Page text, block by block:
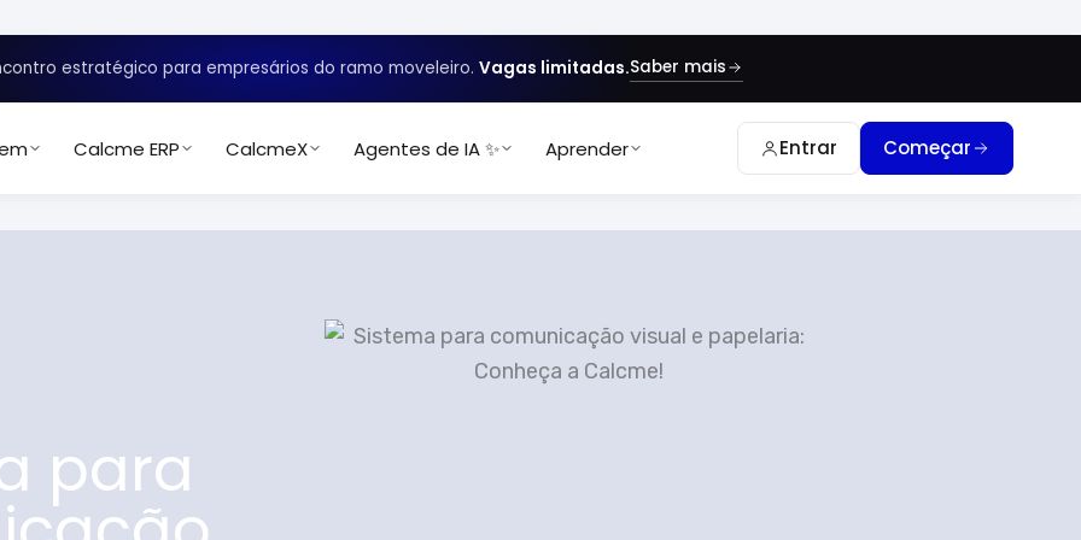
estratégico para empresários do ramo moveleiro. Vagas limitadas.Saber mais
Calcme ERP CalcmeX Agentes de IA ✨ Aprender Entrar Começar
para